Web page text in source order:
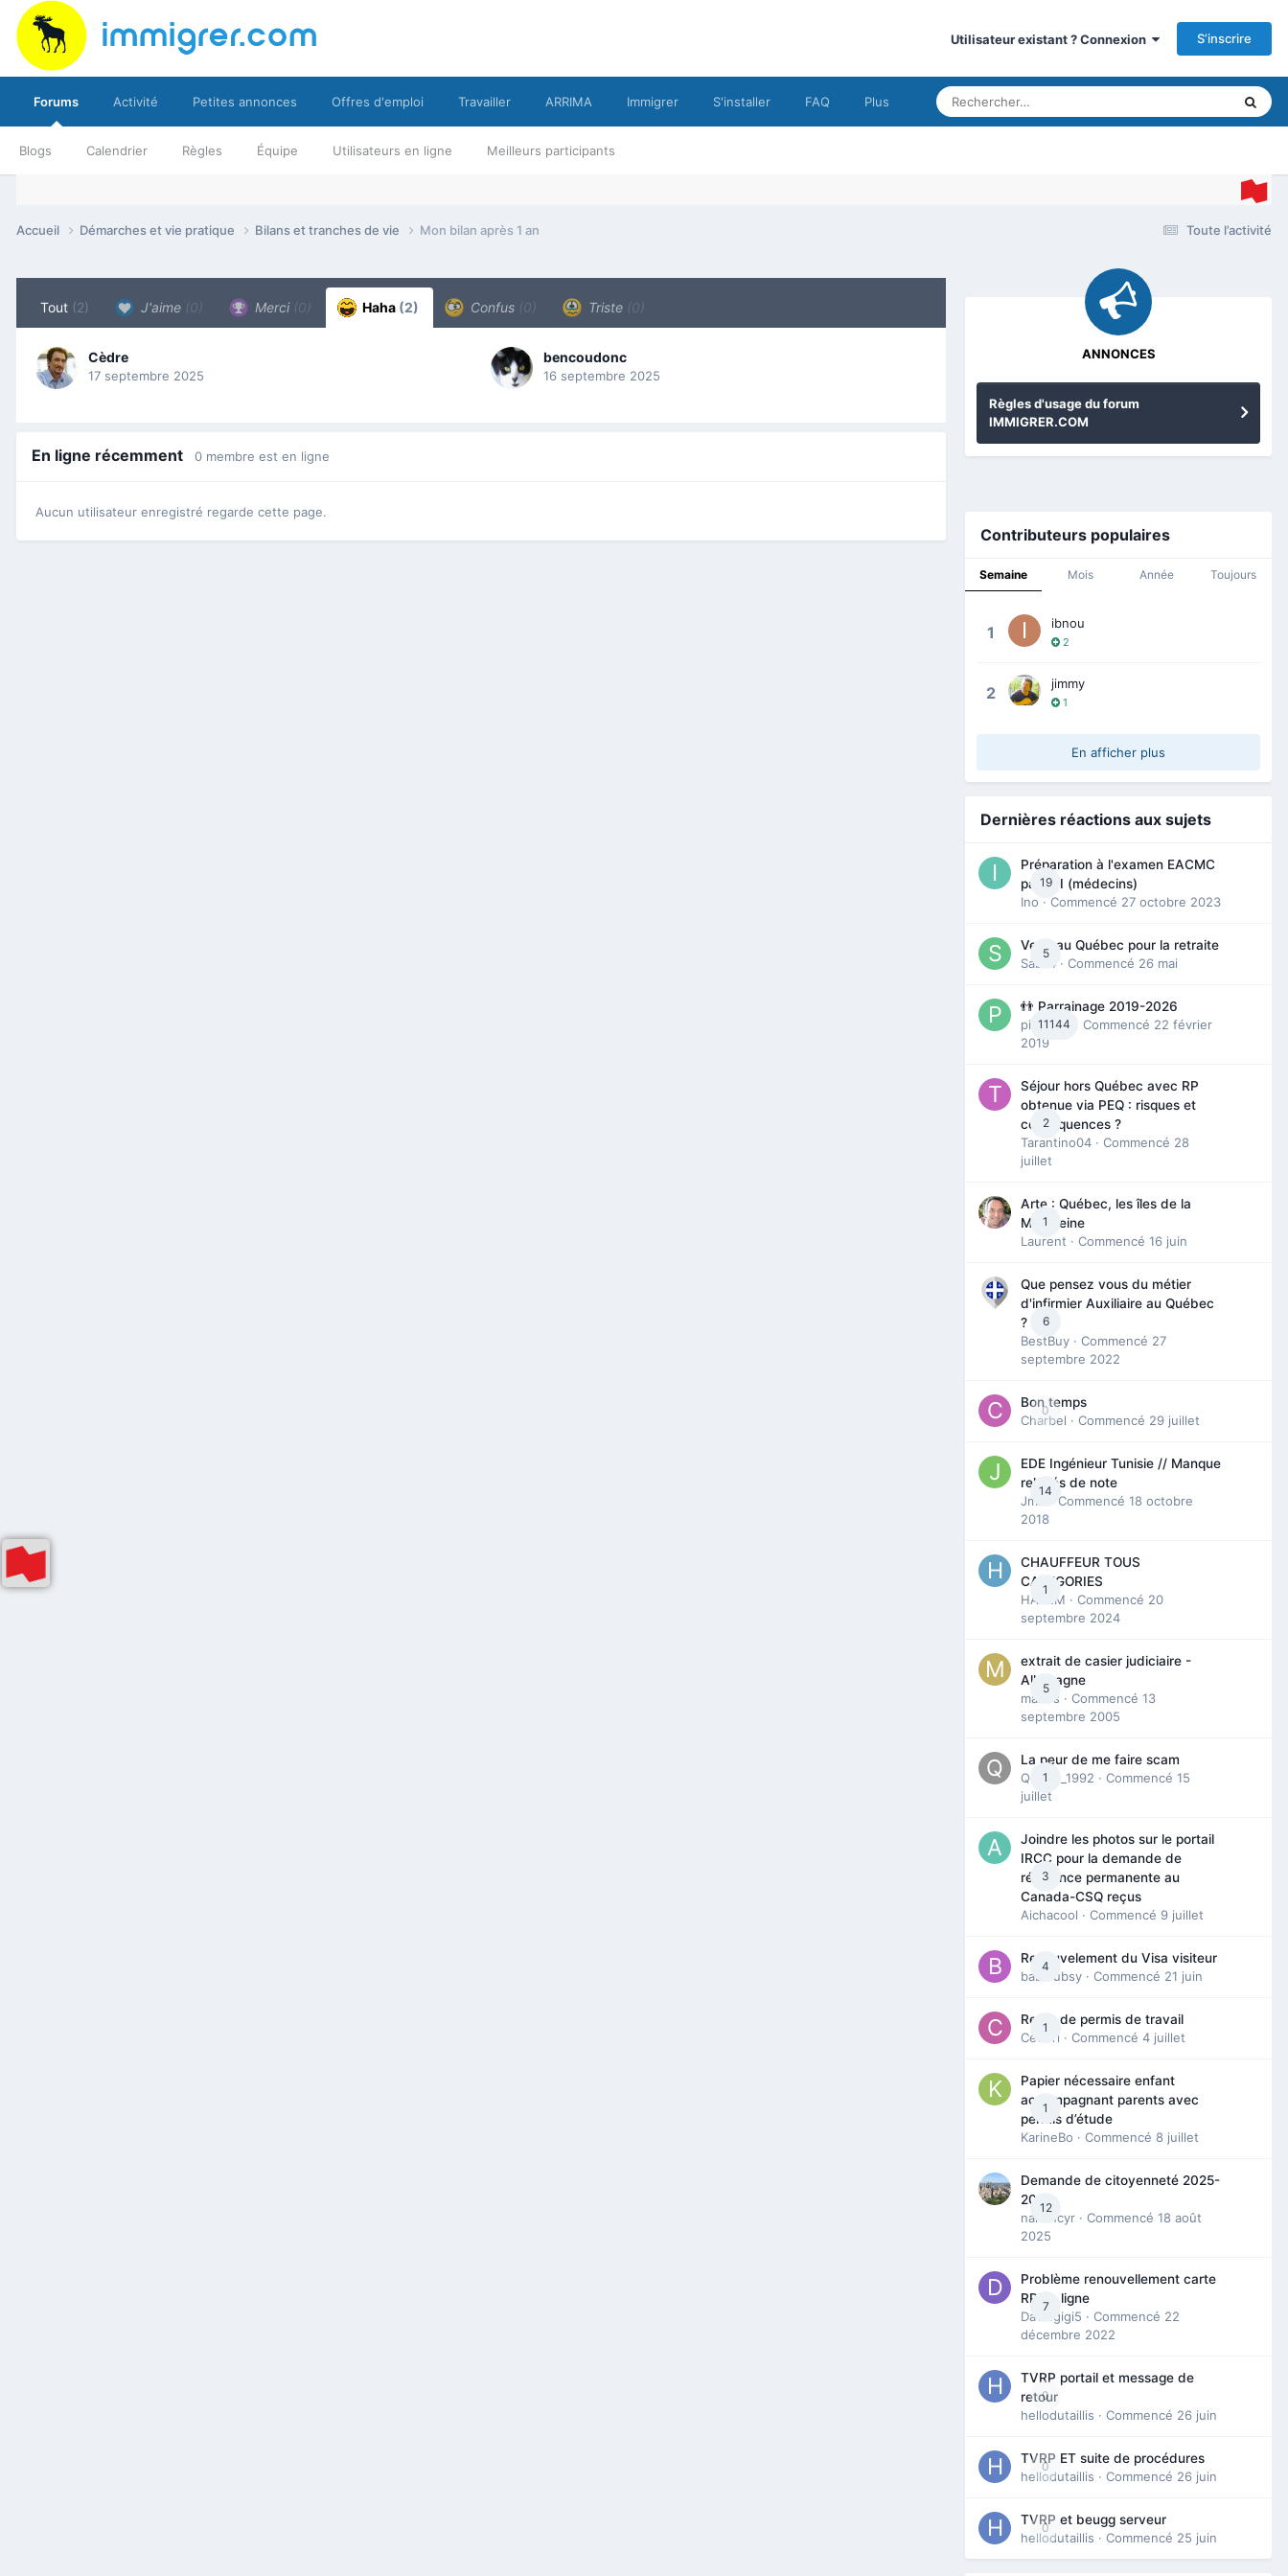
Utilisateur existant ? Connexion S’inscrire
Forums
Blogs Calendrier Règles Équipe Utilisateurs en ligne Meilleurs participants
Activité Petites annonces Offres d'emploi Travailler ARRIMA Immigrer S'installer FAQ Plus
Toute l’activité
Accueil Démarches et vie pratique Bilans et tranches de vie Mon bilan après 1 an
Tout (2) J'aime (0) Merci (0) Haha (2) Confus (0) Triste (0)
Cèdre
17 septembre 2025
bencoudonc
16 septembre 2025
En ligne récemment 0 membre est en ligne
Aucun utilisateur enregistré regarde cette page.
ANNONCES
Règles d'usage du forum
IMMIGRER.COM
Contributeurs populaires
Semaine Mois Année Toujours
1 ibnou
2
2 jimmy
1
En afficher plus
Dernières réactions aux sujets
19
Préparation à l'examen EACMC
partie I (médecins)
Ino · Commencé 27 octobre 2023
5
Venir au Québec pour la retraite
Sab74 · Commencé 26 mai
11144
👬 Parrainage 2019-2026
piinoush
· Commencé 22 février
2019
2
Séjour hors Québec avec RP
obtenue via PEQ : risques et
conséquences ?
Tarantino04 · Commencé 28
juillet
1
Arte : Québec, les îles de la
Madeleine
Laurent · Commencé 16 juin
6
Que pensez vous du métier
d'infirmier Auxiliaire au Québec
?
BestBuy · Commencé 27
septembre 2022
0
Bon temps
Charbel · Commencé 29 juillet
14
EDE Ingénieur Tunisie // Manque
relevés de note
Jmili
· Commencé 18 octobre
2018
1
CHAUFFEUR TOUS
CATEGORIES
HAZEM · Commencé 20
septembre 2024
5
extrait de casier judiciaire -
Allemagne
maries · Commencé 13
septembre 2005
1
La peur de me faire scam
Queen_1992 · Commencé 15
juillet
3
Joindre les photos sur le portail
IRCC pour la demande de
résidence permanente au
Canada-CSQ reçus
Aichacool · Commencé 9 juillet
4
Renouvelement du Visa visiteur
babibubsy · Commencé 21 juin
1
Refus de permis de travail
Cedbri · Commencé 4 juillet
1
Papier nécessaire enfant
accompagnant parents avec
permis d’étude
KarineBo · Commencé 8 juillet
12
Demande de citoyenneté 2025-
2026
nanancyr · Commencé 18 août
2025
7
Problème renouvellement carte
RP en ligne
Davidgigi5 · Commencé 22
décembre 2022
0
TVRP portail et message de
retour
hellodutaillis · Commencé 26 juin
0
TVRP ET suite de procédures
hellodutaillis · Commencé 26 juin
0
TVRP et beugg serveur
hellodutaillis · Commencé 25 juin